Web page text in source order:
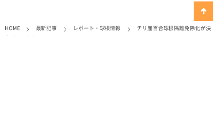
HOME 最新記事 レポート・球根情報
チリ産百合球根隔離免除化が決
定（2002/9/6...